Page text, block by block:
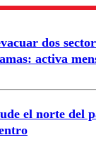
dos
activa
el norte del